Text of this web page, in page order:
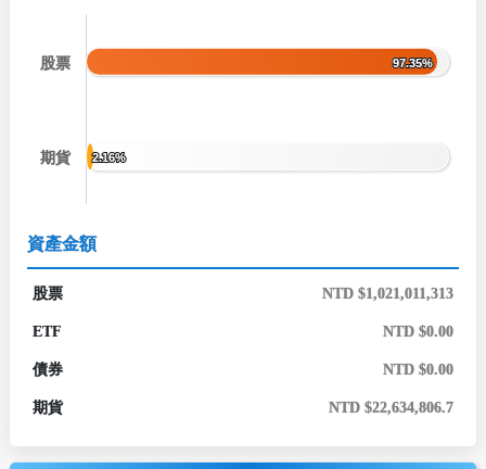
97.35%
97.35%
2.16%
2.16%
股票
期貨
資產金額
股票 NTD $1,021,011,313
ETF NTD $0.00
債券 NTD $0.00
期貨 NTD $22,634,806.7